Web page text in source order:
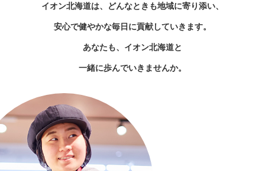
イオン北海道は、どんなときも地域に寄り添い、
安心で健やかな毎日に貢献していきます。
あなたも、イオン北海道と
一緒に歩んでいきませんか。